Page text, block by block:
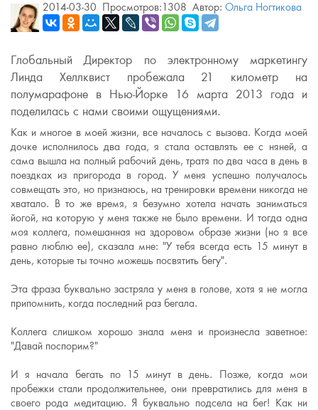
2014-03-30 Просмотров:1308 Автор: Ольга Ногтикова
Глобальный Директор по электронному маркетингу
Линда Хеллквист пробежала 21 километр на
полумарафоне в Нью-Йорке 16 марта 2013 года и
поделилась с нами своими ощущениями.
Как и многое в моей жизни, все началось с вызова. Когда моей
дочке исполнилось два года, я стала оставлять ее с няней, а
сама вышла на полный рабочий день, тратя по два часа в день в
поездках из пригорода в город. У меня успешно получалось
совмещать это, но признаюсь, на тренировки времени никогда не
хватало. В то же время, я безумно хотела начать заниматься
йогой, на которую у меня также не было времени. И тогда одна
моя коллега, помешанная на здоровом образе жизни (но я все
равно люблю ее), сказала мне: "У тебя всегда есть 15 минут в
день, которые ты точно можешь посвятить бегу".
Эта фраза буквально застряла у меня в голове, хотя я не могла
припомнить, когда последний раз бегала.
Коллега слишком хорошо знала меня и произнесла заветное:
"Давай поспорим?"
И я начала бегать по 15 минут в день. Позже, когда мои
пробежки стали продолжительнее, они превратились для меня в
своего рода медитацию. Я буквально подсела на бег! Как ни